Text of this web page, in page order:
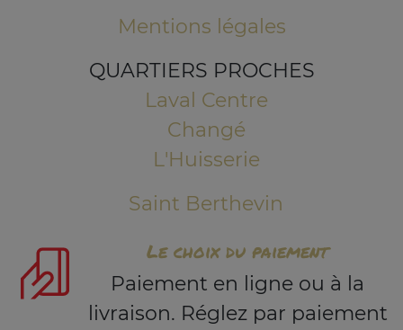
Mentions légales
QUARTIERS PROCHES
Laval Centre
Changé
L'Huisserie
Saint Berthevin
Le choix du paiement
Paiement en ligne ou à la
livraison. Réglez par paiement